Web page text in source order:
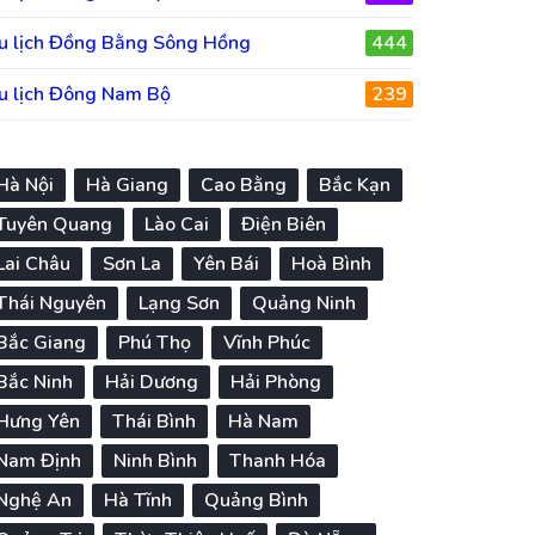
lịch Đồng Bằng Sông Hồng
444
lịch Đông Nam Bộ
239
Nội Hà Giang Cao Bằng
Bắc Kạn
Quang
Lào Cai
Điện Biên
Châu
Sơn La Yên Bái
Hoà Bình
Nguyên
Lạng Sơn
Quảng Ninh
Giang
Phú Thọ
Vĩnh Phúc
Ninh
Hải Dương
Hải Phòng
Yên
Thái Bình
Hà Nam
Định
Ninh Bình
Thanh Hóa
An
Hà Tĩnh
Quảng Bình